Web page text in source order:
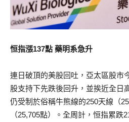
恒指漲137點 藥明系急升
連日破頂的美股回吐，亞太區股市
股支持下先跌後回升，並挨近全日
仍受制於俗稱牛熊線的250天線（
（25,705點）。全周計，恒指累跌